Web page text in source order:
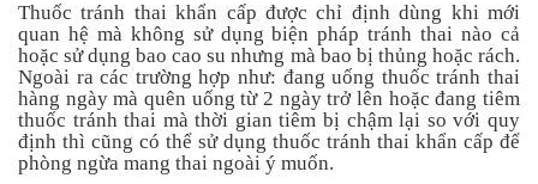
Bé
chơi
mà
học
Dành
cho
mẹ
Thuốc tránh thai khẩn cấp được chỉ định dùng khi mới
quan hệ mà không sử dụng biện pháp tránh thai nào cả
hoặc sử dụng bao cao su nhưng mà bao bị thủng hoặc rách.
Ngoài ra các trường hợp như: đang uống thuốc tránh thai
hàng ngày mà quên uống từ 2 ngày trở lên hoặc đang tiêm
thuốc tránh thai mà thời gian tiêm bị chậm lại so với quy
định thì cũng có thể sử dụng thuốc tránh thai khẩn cấp để
phòng ngừa mang thai ngoài ý muốn.